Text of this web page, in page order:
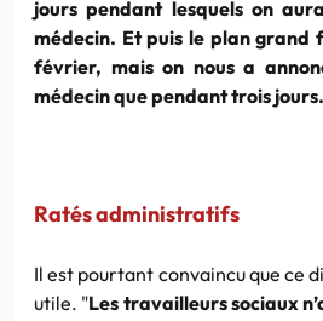
jours pendant lesquels on
médecin. Et puis le plan grand
février, mais on nous a
médecin que pendant trois
Ratés administratifs
Il est pourtant convaincu que ce
utile. "Les travailleurs sociaux